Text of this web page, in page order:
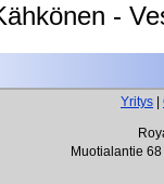
-
Yritys
Muotialantie